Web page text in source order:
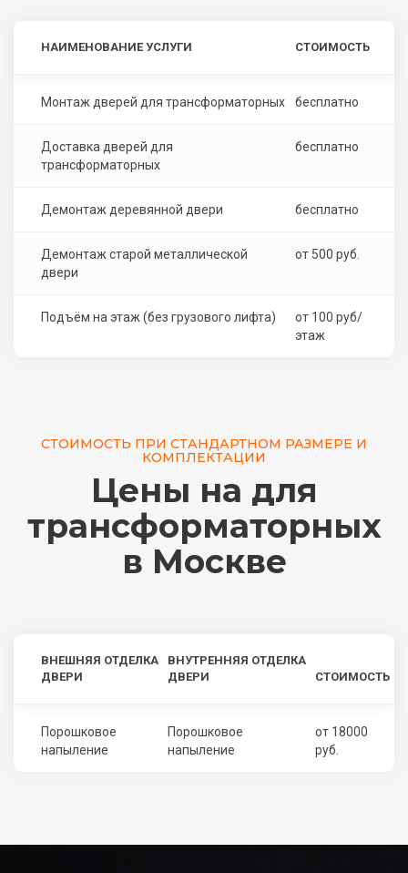
НАИМЕНОВАНИЕ УСЛУГИ СТОИМОСТЬ
Монтаж дверей для трансформаторных бесплатно
Доставка дверей для
трансформаторных
бесплатно
Демонтаж деревянной двери бесплатно
Демонтаж старой металлической
двери
от 500 руб.
Подъём на этаж (без грузового лифта)
от 100 руб/
этаж
СТОИМОСТЬ ПРИ СТАНДАРТНОМ РАЗМЕРЕ И
КОМПЛЕКТАЦИИ
Цены на для
трансформаторных
в Москве
ВНЕШНЯЯ ОТДЕЛКА
ДВЕРИ
ВНУТРЕННЯЯ ОТДЕЛКА
ДВЕРИ
СТОИМОСТЬ
Порошковое
напыление
Порошковое
напыление
от 18000
руб.